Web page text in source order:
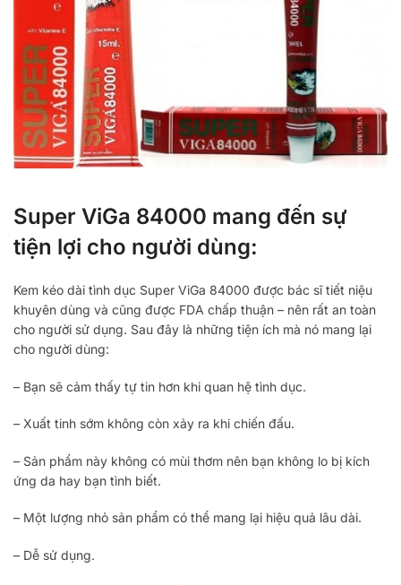
Super ViGa 84000 mang đến sự
tiện lợi cho người dùng:
Kem kéo dài tình dục Super ViGa 84000 được bác sĩ tiết niệu
khuyên dùng và cũng được FDA chấp thuận – nên rất an toàn
cho người sử dụng. Sau đây là những tiện ích mà nó mang lại
cho người dùng:
– Bạn sẽ cảm thấy tự tin hơn khi quan hệ tình dục.
– Xuất tinh sớm không còn xảy ra khi chiến đấu.
– Sản phẩm này không có mùi thơm nên bạn không lo bị kích
ứng da hay bạn tình biết.
– Một lượng nhỏ sản phẩm có thể mang lại hiệu quả lâu dài.
– Dễ sử dụng.